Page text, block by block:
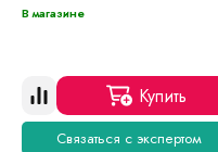
В магазине
Купить
Связаться с экспертом